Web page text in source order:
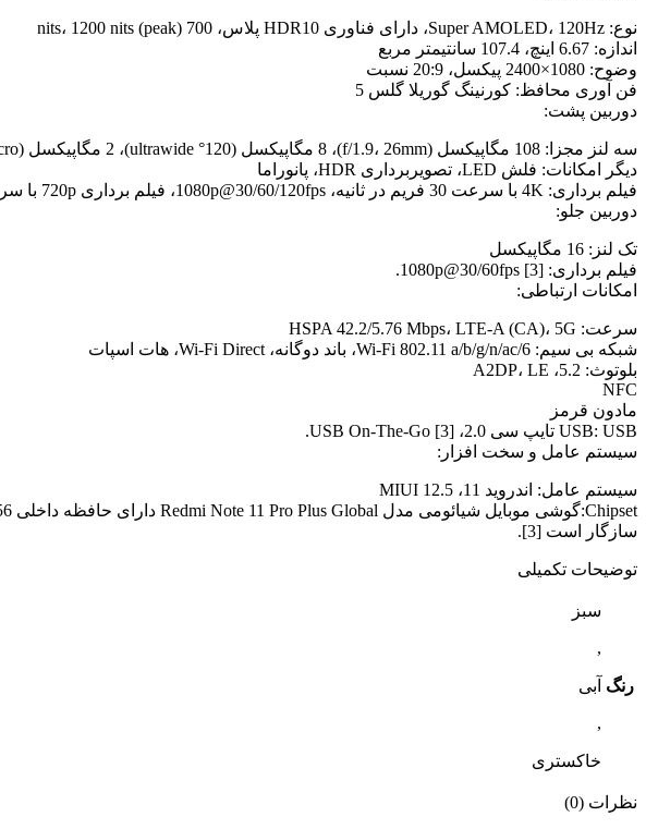
نوع: Super AMOLED، 120Hz، دارای فناوری HDR10 پلاس، 700 nits، 1200 nits (peak)
اندازه: 6.67 اینچ، 107.4 سانتیمتر مربع
وضوح: 1080×2400 پیکسل، 20:9 نسبت
فن آوری محافظ: کورنینگ گوریلا گلس 5
دوربین پشت:
سه لنز مجزا: 108 مگاپیکسل (f/1.9، 26mm)، 8 مگاپیکسل (120° ultrawide)، 2 مگاپیکسل (telephoto macro)
دیگر امکانات: فلش LED، تصویربرداری HDR، پانوراما
فیلم برداری: 4K با سرعت 30 فریم در ثانیه، 1080p@30/60/120fps، فیلم برداری 720p با سرعت 960 فریم در ثانیه
دوربین جلو:
تک لنز: 16 مگاپیکسل
فیلم برداری: 1080p@30/60fps [3].
امکانات ارتباطی:
سرعت: HSPA 42.2/5.76 Mbps، LTE-A (CA)، 5G
شبکه بی سیم: Wi-Fi 802.11 a/b/g/n/ac/6، باند دوگانه، Wi-Fi Direct، هات اسپات
بلوتوث: 5.2، A2DP، LE
NFC
مادون قرمز
USB: USB تایپ سی 2.0، USB On-The-Go [3].
سیستم عامل و سخت افزار:
سیستم عامل: اندروید 11، MIUI 12.5
سازگار است [3].
توضیحات تکمیلی
رنگ
سبز
,
آبی
,
خاکستری
نظرات (0)